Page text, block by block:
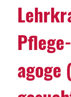
Über uns
Leitbild
Historie
agoge